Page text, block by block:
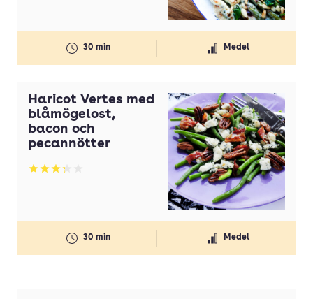
30 min Medel
Haricot Vertes med
blåmögelost,
bacon och
pecannötter
Betyg: 3.29 av 5
30 min Medel